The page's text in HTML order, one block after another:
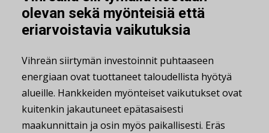
olevan sekä myönteisiä että
eriarvoistavia vaikutuksia
Vihreän siirtymän investoinnit puhtaaseen
energiaan ovat tuottaneet taloudellista hyötyä
alueille. Hankkeiden myönteiset vaikutukset ovat
kuitenkin jakautuneet epätasaisesti
maakunnittain ja osin myös paikallisesti. Eräs